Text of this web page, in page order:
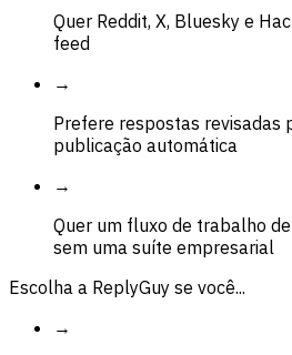
Quer Reddit, X, Bluesky e
feed
→
Prefere respostas revisadas
publicação automática
→
Quer um fluxo de trabalho
sem uma suíte empresarial
Escolha a ReplyGuy se você...
→